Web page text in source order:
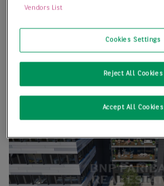
Vendors List
Cookies Settings
Reject All Cookies
Accept All Cookies